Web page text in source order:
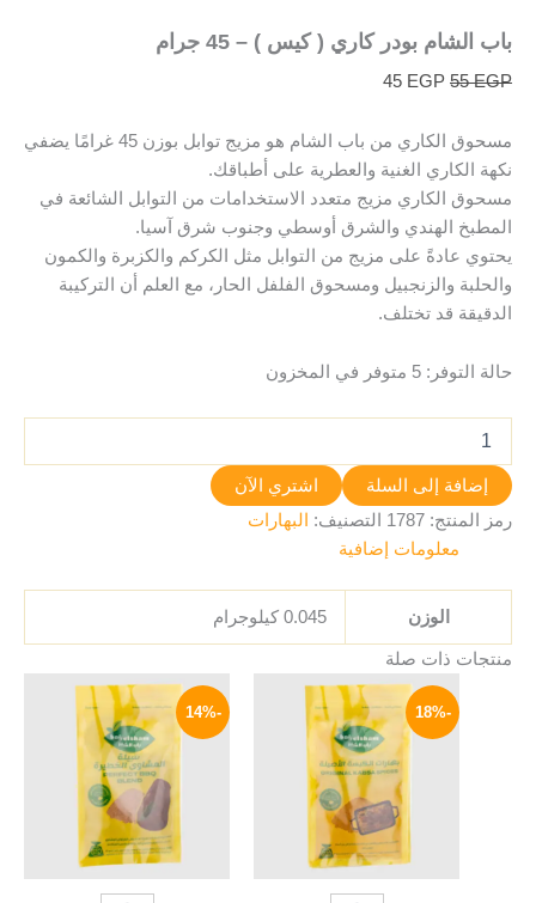
باب الشام بودر كاري ( كيس ) – 45 جرام
55EGP
45 EGP
مسحوق الكاري من باب الشام هو مزيج توابل بوزن 45 غرامًا يضفي
نكهة الكاري الغنية والعطرية على أطباقك.
مسحوق الكاري مزيج متعدد الاستخدامات من التوابل الشائعة في
المطبخ الهندي والشرق أوسطي وجنوب شرق آسيا.
يحتوي عادةً على مزيج من التوابل مثل الكركم والكزبرة والكمون
والحلبة والزنجبيل ومسحوق الفلفل الحار، مع العلم أن التركيبة
الدقيقة قد تختلف.
حالة التوفر: 5 متوفر في المخزون
إضافة إلى السلة
اشتري الآن
رمز المنتج: 1787 التصنيف:
البهارات
معلومات إضافية
الوزن 0.045 كيلوجرام
منتجات ذات صلة
-18%
السعر
الأصلي
هو:
60 EGP.
السعر
الحالي
هو:
49 EGP.
-14%
السعر
الأصلي
هو:
35 EGP.
السعر
الحالي
هو:
30 EGP.